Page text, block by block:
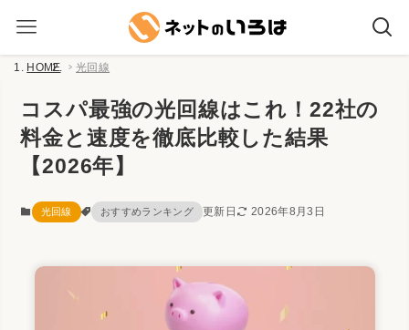
HOME 光回線
コスパ最強の光回線はこれ！22社の
料金と速度を徹底比較した結果
【2026年】
光回線 おすすめランキング 更新日 2026年8月3日